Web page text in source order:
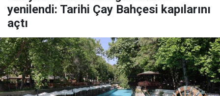
yenilendi: Tarihi Çay Bahçesi kapılarını
açtı